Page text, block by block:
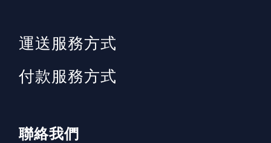
運送服務方式
付款服務方式
聯絡我們